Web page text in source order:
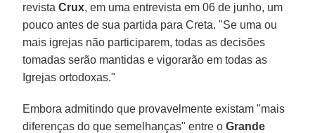
revistaCrux, em uma entrevista em 06 de junho, um
pouco antes de sua partida para Creta. "Se uma ou
mais igrejas não participarem, todas as decisões
tomadas serão mantidas e vigorarão em todas as
Igrejas ortodoxas."
Embora admitindo que provavelmente existam "mais
diferenças do que semelhanças" entre oGrande